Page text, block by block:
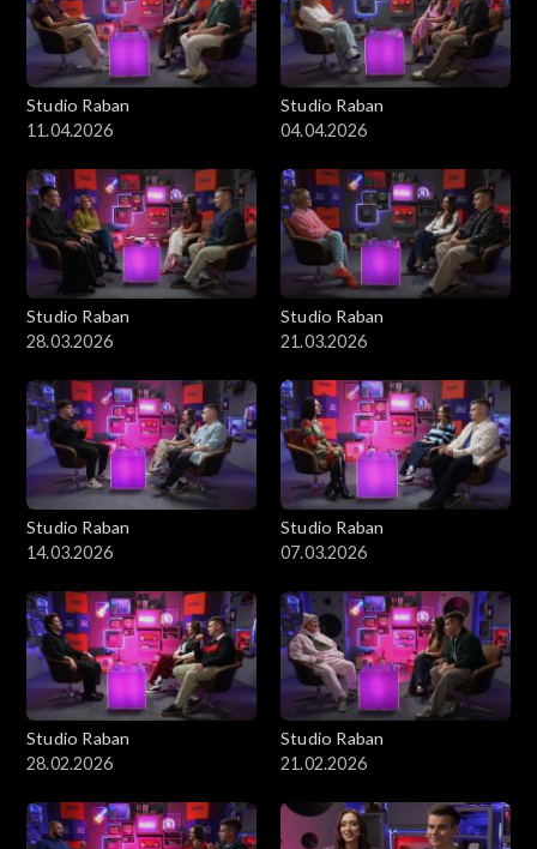
Studio Raban
11.04.2026
Studio Raban
04.04.2026
Studio Raban
28.03.2026
Studio Raban
21.03.2026
Studio Raban
14.03.2026
Studio Raban
07.03.2026
Studio Raban
28.02.2026
Studio Raban
21.02.2026